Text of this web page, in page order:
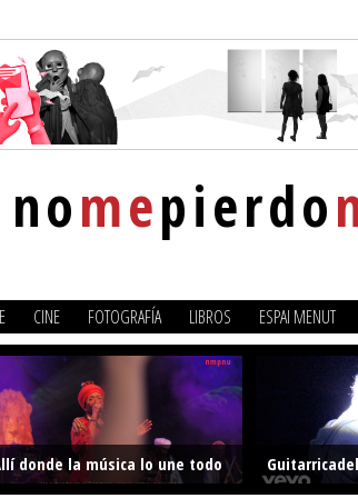
nomepierdo
CINE FOTOGRAFÍA LIBROS ESPAI MENUT
donde la música lo une todo